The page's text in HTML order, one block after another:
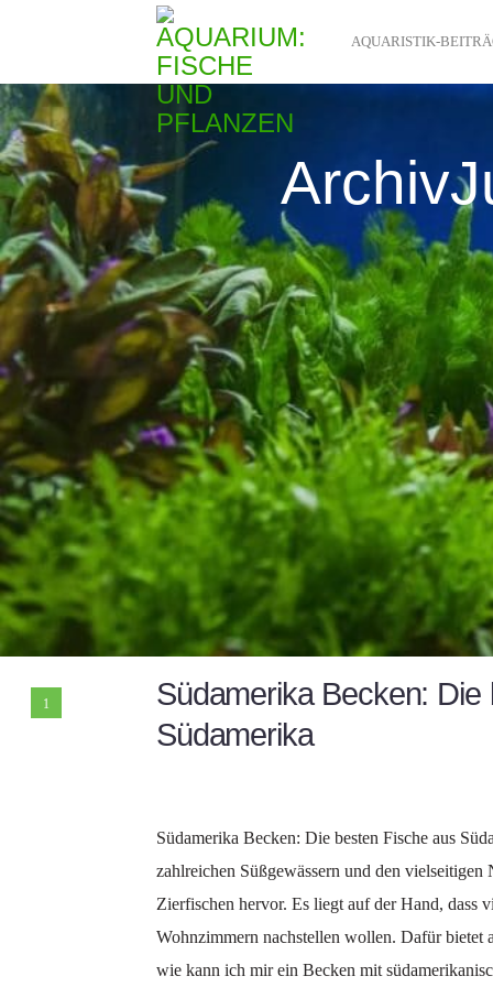
AQUARISTIK-
1
Südamerika Becken:
Südamerika
Südamerika Becken: Die besten Fische aus
zahlreichen Süßgewässern und den
Zierfischen hervor. Es liegt auf der Hand, dass
Wohnzimmern nachstellen wollen. Dafür
wie kann ich mir ein Becken mit